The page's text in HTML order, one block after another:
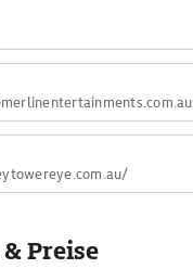
Preise